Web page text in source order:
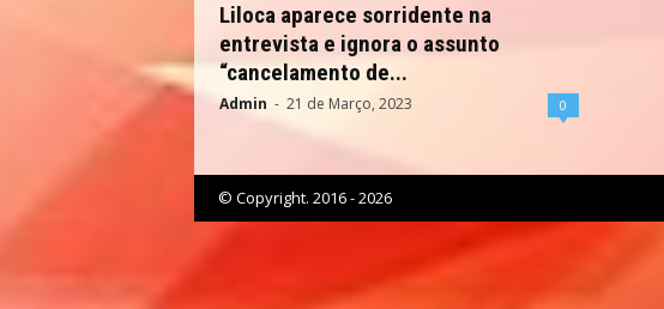
Liloca aparece sorridente na
entrevista e ignora o assunto
“cancelamento de...
Admin - 21 de Março, 2023 0
© Copyright. 2016 - 2026